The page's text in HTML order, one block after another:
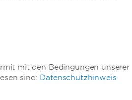
mit den Bedingungen unserer
sind: Datenschutzhinweis